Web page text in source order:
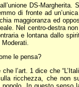
DS-
di fronte ad
maggioranza ed
Nel centro-destra
e lontana dallo
le pensa?
l’art. 1 dice che
ricchezza, che non